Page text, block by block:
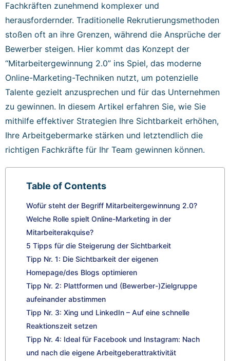
Fachkräften zunehmend komplexer und
herausfordernder. Traditionelle Rekrutierungsmethoden
stoßen oft an ihre Grenzen, während die Ansprüche der
Bewerber steigen. Hier kommt das Konzept der
“Mitarbeitergewinnung 2.0” ins Spiel, das moderne
Online-Marketing-Techniken nutzt, um potenzielle
Talente gezielt anzusprechen und für das Unternehmen
zu gewinnen. In diesem Artikel erfahren Sie, wie Sie
mithilfe effektiver Strategien Ihre Sichtbarkeit erhöhen,
Ihre Arbeitgebermarke stärken und letztendlich die
richtigen Fachkräfte für Ihr Team gewinnen können.
Table of Contents
Wofür steht der Begriff Mitarbeitergewinnung 2.0?
Welche Rolle spielt Online-Marketing in der
Mitarbeiterakquise?
5 Tipps für die Steigerung der Sichtbarkeit
Tipp Nr. 1: Die Sichtbarkeit der eigenen
Homepage/des Blogs optimieren
Tipp Nr. 2: Plattformen und (Bewerber-)Zielgruppe
aufeinander abstimmen
Tipp Nr. 3: Xing und LinkedIn – Auf eine schnelle
Reaktionszeit setzen
Tipp Nr. 4: Ideal für Facebook und Instagram: Nach
und nach die eigene Arbeitgeberattraktivität